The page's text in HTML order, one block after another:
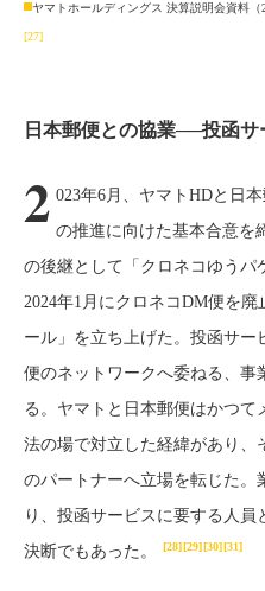
ヤマトホールディングス 決算説明会資料（
[27]
日本郵便との協業──投函
2 023年6月、ヤマトHDと日
の推進に向けた基本合意を
の後継として「クロネコゆうパ
2024年1月にクロネコDM便を
ール」を立ち上げた。投函サ
便のネットワークへ委ねる、事
る。ヤマトと日本郵便はかつて
法の場で対立した経緯があり、
のパートナーへ立場を転じた。
り、投函サービスに要する人
決断でもあった。
[28][29][30][31]